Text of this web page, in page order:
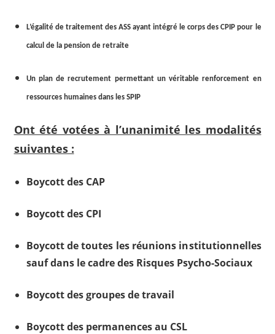
L’égalité de traitement des ASS ayant intégré le corps des CPIP pour le
calcul de la pension de retraite
Un plan de recrutement permettant un véritable renforcement en
ressources humaines dans les SPIP
Ont été votées à l’unanimité les modalités
suivantes :
Boycott des CAP
Boycott des CPI
Boycott de toutes les réunions institutionnelles
sauf dans le cadre des Risques Psycho-Sociaux
Boycott des groupes de travail
Boycott des permanences au CSL